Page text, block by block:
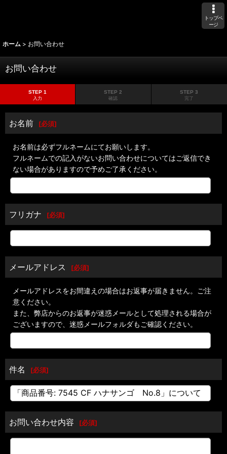
トップペ
ージ
ホーム > お問い合わせ
お問い合わせ
STEP 1
入力
STEP 2
確認
STEP 3
完了
お名前 [必須]
お名前は必ずフルネームにてお願いします。
フルネームでの記入がないお問い合わせについてはご返信でき
ない場合がありますので予めご了承ください。
フリガナ [必須]
メールアドレス [必須]
メールアドレスをお間違えの場合はお返事が届きません。ご注
意ください。
また、弊店からのお返事が迷惑メールとして処理される場合が
ございますので、迷惑メールフォルダもご確認ください。
件名 [必須]
お問い合わせ内容 [必須]